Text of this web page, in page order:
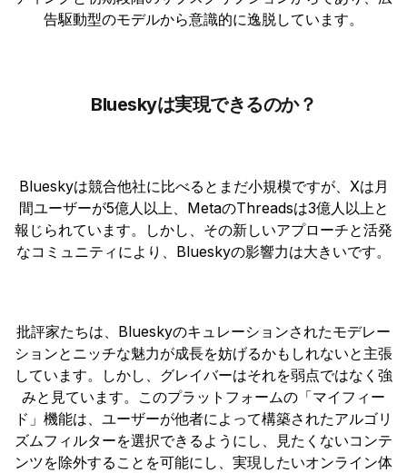
告駆動型のモデルから意識的に逸脱しています。
Blueskyは実現できるのか？
Blueskyは競合他社に比べるとまだ小規模ですが、Xは月
間ユーザーが5億人以上、MetaのThreadsは3億人以上と
報じられています。しかし、その新しいアプローチと活発
なコミュニティにより、Blueskyの影響力は大きいです。
批評家たちは、Blueskyのキュレーションされたモデレー
ションとニッチな魅力が成長を妨げるかもしれないと主張
しています。しかし、グレイバーはそれを弱点ではなく強
みと見ています。このプラットフォームの「マイフィー
ド」機能は、ユーザーが他者によって構築されたアルゴリ
ズムフィルターを選択できるようにし、見たくないコンテ
ンツを除外することを可能にし、実現したいオンライン体